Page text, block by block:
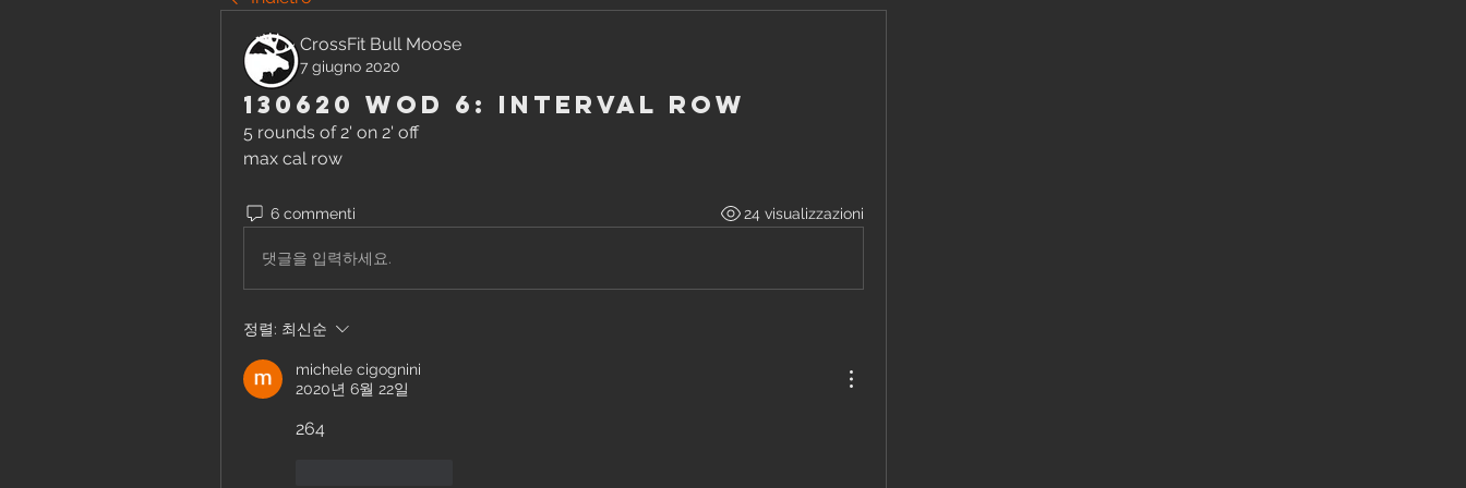
CrossFit Bull Moose
7 giugno 2020
130620 WOD 6: Interval Row
5 rounds of 2' on 2' off
max cal row
6 commenti 24 visualizzazioni
댓글을 입력하세요.
정렬: 최신순
michele cigognini
2020년 6월 22일
264